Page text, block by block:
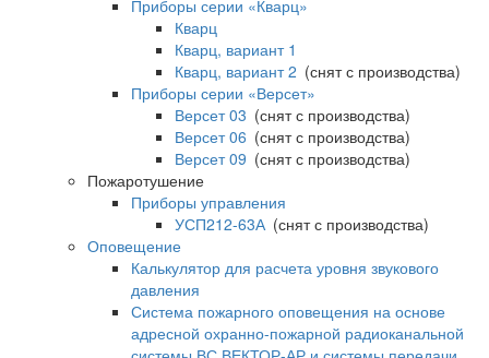
Приборы серии «Кварц»
Кварц
Кварц, вариант 1
Кварц, вариант 2 (снят с производства)
Приборы серии «Версет»
Версет 03 (снят с производства)
Версет 06 (снят с производства)
Версет 09 (снят с производства)
Пожаротушение
Приборы управления
УСП212-63А(снят с производства)
Оповещение
Калькулятор для расчета уровня звукового
давления
Система пожарного оповещения на основе
адресной охранно-пожарной радиоканальной